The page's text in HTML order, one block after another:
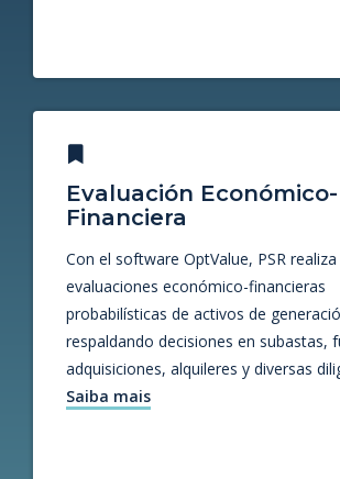
Evaluación Económico-
Financiera
Con el software OptValue, PSR realiza
evaluaciones económico-financieras
probabilísticas de activos de
respaldando decisiones en subastas,
adquisiciones, alquileres y diversas
Saiba mais